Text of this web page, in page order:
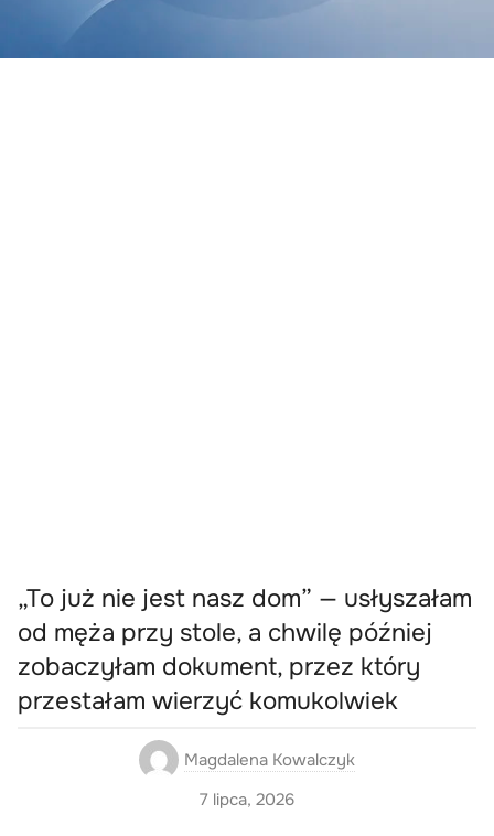
„To już nie jest nasz dom” — usłyszałam
od męża przy stole, a chwilę później
zobaczyłam dokument, przez który
przestałam wierzyć komukolwiek
Magdalena Kowalczyk
7 lipca, 2026